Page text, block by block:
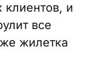
клиентов, и
все
жилетка